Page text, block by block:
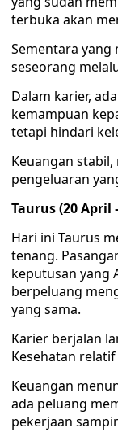
terbuka akan
Sementara
seseorang
Dalam karier,
kemampuan
tetapi hindari
Keuangan
pengeluaran
Taurus (20 April
Hari ini Taurus
tenang.
keputusan yang
berpeluang
yang sama.
Karier berjalan
Kesehatan
Keuangan
ada peluang
pekerjaan